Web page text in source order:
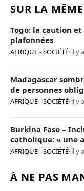
SUR LA
Togo: la caution
plafonnées
AFRIQUE - SOCIÉTÉ•il y
Madagascar
de personnes
AFRIQUE - SOCIÉTÉ•il y
Burkina Faso –
catholique: « une
provocation de
AFRIQUE - SOCIÉTÉ•il y
À NE PAS